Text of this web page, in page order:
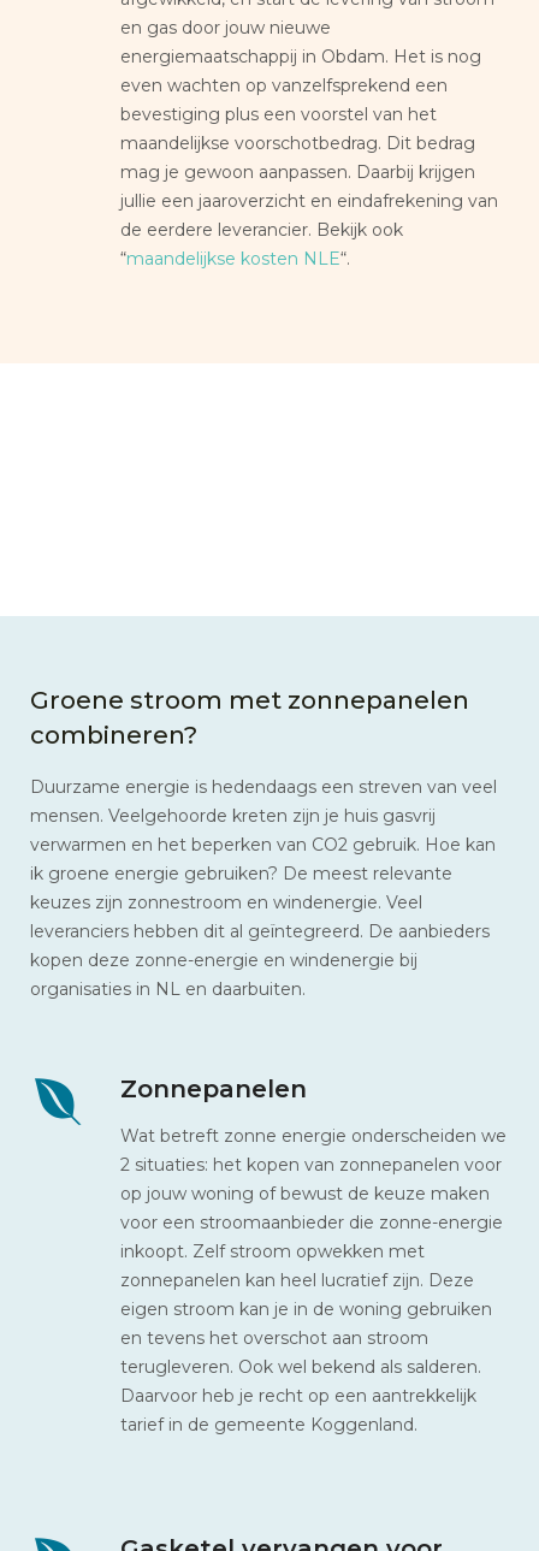
en gas door jouw nieuwe
energiemaatschappij in Obdam. Het is nog
even wachten op vanzelfsprekend een
bevestiging plus een voorstel van het
maandelijkse voorschotbedrag. Dit bedrag
mag je gewoon aanpassen. Daarbij krijgen
jullie een jaaroverzicht en eindafrekening van
de eerdere leverancier. Bekijk ook
“maandelijkse kosten NLE“.
Groene stroom met zonnepanelen
combineren?
Duurzame energie is hedendaags een streven van veel
mensen. Veelgehoorde kreten zijn je huis gasvrij
verwarmen en het beperken van CO2 gebruik. Hoe kan
ik groene energie gebruiken? De meest relevante
keuzes zijn zonnestroom en windenergie. Veel
leveranciers hebben dit al geïntegreerd. De aanbieders
kopen deze zonne-energie en windenergie bij
organisaties in NL en daarbuiten.
Zonnepanelen
Wat betreft zonne energie onderscheiden we
2 situaties: het kopen van zonnepanelen voor
op jouw woning of bewust de keuze maken
voor een stroomaanbieder die zonne-energie
inkoopt. Zelf stroom opwekken met
zonnepanelen kan heel lucratief zijn. Deze
eigen stroom kan je in de woning gebruiken
en tevens het overschot aan stroom
terugleveren. Ook wel bekend als salderen.
Daarvoor heb je recht op een aantrekkelijk
tarief in de gemeente Koggenland.